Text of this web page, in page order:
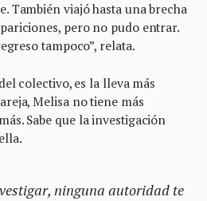
También viajó hasta una brecha
pero no pudo entrar.
tampoco”, relata.
colectivo, es la lleva más
Melisa no tiene más
Sabe que la investigación
ninguna autoridad te